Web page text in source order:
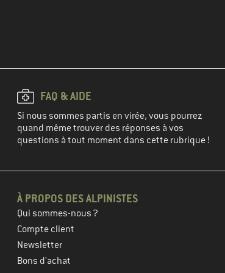
FAQ & AIDE
Si nous sommes partis en virée, vous pourrez
quand même trouver des réponses à vos
questions à tout moment dans cette rubrique !
À PROPOS DES ALPINISTES
Qui sommes-nous ?
Compte client
Newsletter
Bons d'achat